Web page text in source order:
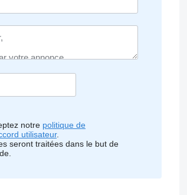
notre politique de
utilisateur.
seront traitées dans le but de